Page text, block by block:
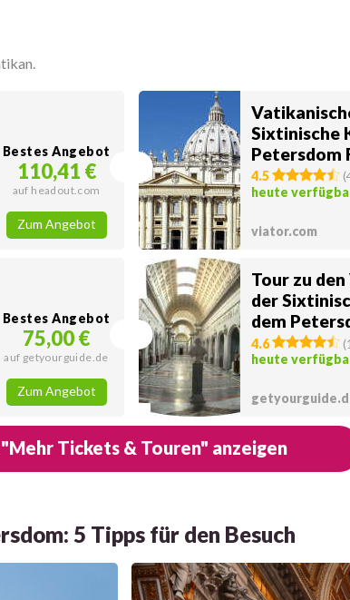
Bestes Angebot
110,41 €
auf headout.com
Zum Angebot
Sixtinische
Petersdom
4.5 (
heute
viator.com
Bestes Angebot
75,00 €
auf getyourguide.de
Zum Angebot
Tour zu
der
dem
4.6 (
heute
Tickets & Touren" anzeigen
5 Tipps für den Besuch